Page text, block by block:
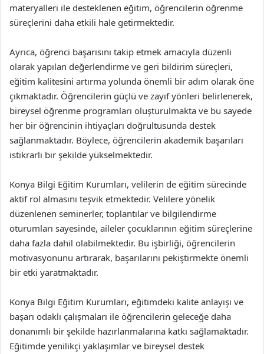
materyalleri ile desteklenen eğitim, öğrencilerin öğrenme
süreçlerini daha etkili hale getirmektedir.
Ayrıca, öğrenci başarısını takip etmek amacıyla düzenli
olarak yapılan değerlendirme ve geri bildirim süreçleri,
eğitim kalitesini artırma yolunda önemli bir adım olarak öne
çıkmaktadır. Öğrencilerin güçlü ve zayıf yönleri belirlenerek,
bireysel öğrenme programları oluşturulmakta ve bu sayede
her bir öğrencinin ihtiyaçları doğrultusunda destek
sağlanmaktadır. Böylece, öğrencilerin akademik başarıları
istikrarlı bir şekilde yükselmektedir.
Konya Bilgi Eğitim Kurumları, velilerin de eğitim sürecinde
aktif rol almasını teşvik etmektedir. Velilere yönelik
düzenlenen seminerler, toplantılar ve bilgilendirme
oturumları sayesinde, aileler çocuklarının eğitim süreçlerine
daha fazla dahil olabilmektedir. Bu işbirliği, öğrencilerin
motivasyonunu artırarak, başarılarını pekiştirmekte önemli
bir etki yaratmaktadır.
Konya Bilgi Eğitim Kurumları, eğitimdeki kalite anlayışı ve
başarı odaklı çalışmaları ile öğrencilerin geleceğe daha
donanımlı bir şekilde hazırlanmalarına katkı sağlamaktadır.
Eğitimde yenilikçi yaklaşımlar ve bireysel destek